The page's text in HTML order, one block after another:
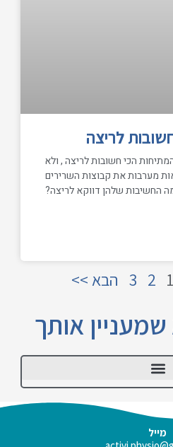
הבא תמצאו את 5 המתיחות הכי חשובות לריצה , ולא
הבאות מערבות את קבוצות השרירים
החשיבות שלהן דווקא לריצה?
1
2
3 הבא >>
אותך
מייל